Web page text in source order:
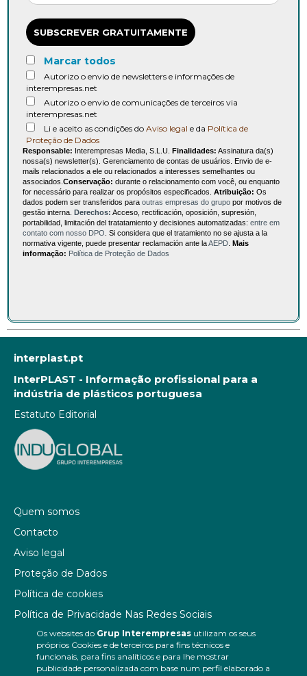
Os websites do Grup Interempresasutilizam os seus
próprios Cookies e de terceiros para fins técnicos e
funcionais, para fins analíticos e para lhe mostrar
publicidade personalizada com base num perfil elaborado a
SUBSCREVER GRATUITAMENTE
Marcar todos
Autorizo o envio de newsletters e informações de
interempresas.net
Autorizo o envio de comunicações de terceiros via
interempresas.net
Li e aceito as condições do Aviso legal e da Política de
Proteção de Dados
Responsable: Interempresas Media, S.L.U. Finalidades: Assinatura da(s)
nossa(s) newsletter(s). Gerenciamento de contas de usuários. Envio de e-
mails relacionados a ele ou relacionados a interesses semelhantes ou
associados. Conservação: durante o relacionamento com você, ou enquanto
for necessário para realizar os propósitos especificados. Atribuição: Os
dados podem ser transferidos para outras empresas do grupo por motivos de
gestão interna.
Derechos: Acceso, rectificación, oposición, supresión,
portabilidad, limitación del tratatamiento y decisiones automatizadas: entre em
contato com nosso DPO . Si considera que el tratamiento no se ajusta a la
normativa vigente, puede presentar reclamación ante laAEPD
Mais
informação: Política de Proteção de Dados
interplast.pt
InterPLAST - Informação profissional para a
indústria de plásticos portuguesa
Estatuto Editorial
Quem somos
Contacto
Aviso legal
Proteção de Dados
Política de cookies
Política de Privacidade Nas Redes Sociais
Canal de denúncias
Colaborações editoriais